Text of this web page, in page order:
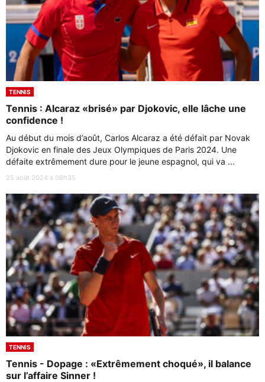
TENNIS
Tennis : Alcaraz «brisé» par Djokovic, elle lâche une
confidence !
Au début du mois d’août, Carlos Alcaraz a été défait par Novak
Djokovic en finale des Jeux Olympiques de Paris 2024. Une
défaite extrêmement dure pour le jeune espagnol, qui va ...
25 août 2024 à 08h35
TENNIS
Tennis - Dopage : «Extrêmement choqué», il balance
sur l’affaire Sinner !